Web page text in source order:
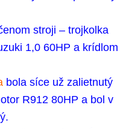
stroji – trojkolka
1,0 60HP a krídlom
bola síce už zalietnutý
R912 80HP a bol v